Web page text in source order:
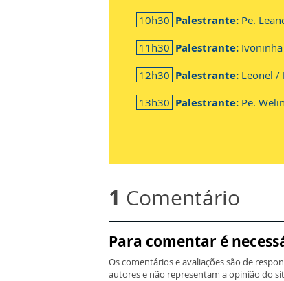
10h30 Palestrante: Pe.
11h30 Palestrante:
12h30 Palestrante: Leonel /
13h30 Palestrante: Pe.
1 Comentário
Para comentar é
Os comentários e avaliações são de
autores e não representam a opinião do